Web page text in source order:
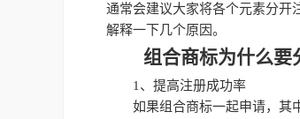
通常会建议大家将各个元素分开
解释一下几个原因。
组合商标为什么要
1、提高注册成功率
如果组合商标一起申请，其